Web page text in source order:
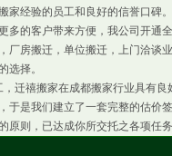
家经验的员工和良好的信誉口碑
多的客户带来方便，我公司开通
厂房搬迁，单位搬迁，上门洽谈
选择。
迁禧搬家在成都搬家行业具有良
于是我们建立了一套完整的估价
原则，已达成你所交托之各项任务